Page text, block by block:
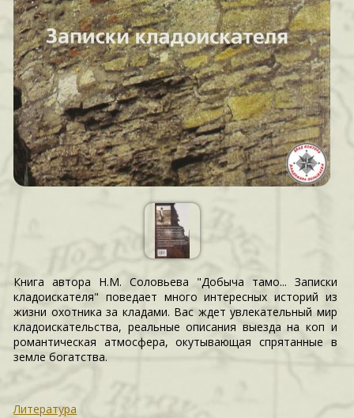
Книга автора Н.М. Соловьева "Добыча тамо... Записки
кладоискателя" поведает много интересных историй из
жизни охотника за кладами. Вас ждет увлекательный мир
кладоискательства, реальные описания выезда на коп и
романтическая атмосфера, окутывающая спрятанные в
земле богатства.
Литература